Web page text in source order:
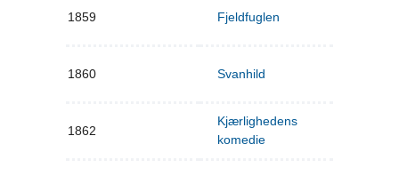
1859 Fjeldfuglen
1860 Svanhild
1862
Kjærlighedens
komedie